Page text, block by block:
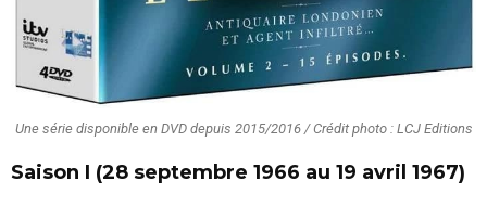
Une série disponible en DVD depuis 2015/2016 / Crédit photo : LCJ Editions
Saison I (28 septembre 1966 au 19 avril 1967)